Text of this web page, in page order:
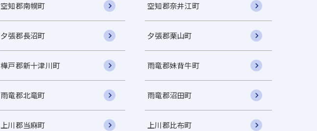
空知郡南幌町 空知郡奈井江町
夕張郡長沼町 夕張郡栗山町
樺戸郡新十津川町 雨竜郡妹背牛町
雨竜郡北竜町 雨竜郡沼田町
上川郡当麻町 上川郡比布町